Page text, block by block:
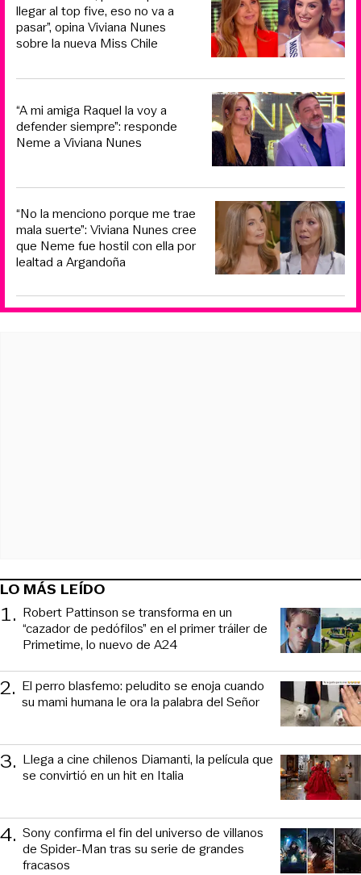
llegar al top five, eso no va a
pasar”, opina Viviana Nunes
sobre la nueva Miss Chile
“A mi amiga Raquel la voy a
defender siempre”: responde
Neme a Viviana Nunes
“No la menciono porque me trae
mala suerte”: Viviana Nunes cree
que Neme fue hostil con ella por
lealtad a Argandoña
LO MÁS LEÍDO
1. Robert Pattinson se transforma en un
“cazador de pedófilos” en el primer tráiler de
Primetime, lo nuevo de A24
2. El perro blasfemo: peludito se enoja cuando
su mami humana le ora la palabra del Señor
3. Llega a cine chilenos Diamanti, la película que
se convirtió en un hit en Italia
4. Sony confirma el fin del universo de villanos
de Spider-Man tras su serie de grandes
fracasos